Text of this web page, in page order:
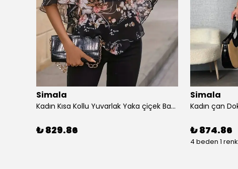
Simala
Kadın Kısa Kollu Yuvarlak Yaka çiçek Baskılı Asimetrik Kesim şifon Bluz
₺ 829.86
Simala
₺ 874.86
4 beden 1 renk